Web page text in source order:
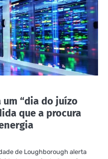
“dia do juízo
que a procura
de Loughborough alerta